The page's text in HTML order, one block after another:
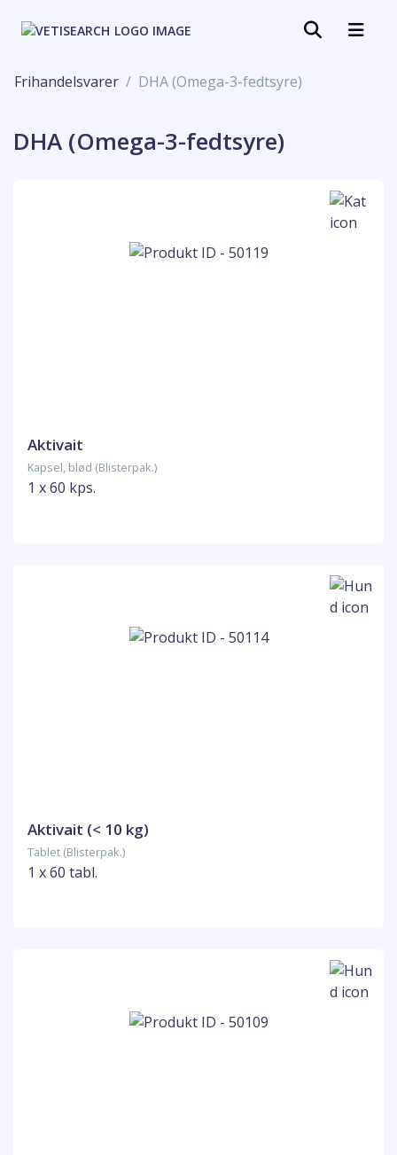
Frihandelsvarer DHA (Omega-3-fedtsyre)
DHA (Omega-3-fedtsyre)
Aktivait
Kapsel, blød (Blisterpak.)
1 x 60 kps.
Aktivait (< 10 kg)
Tablet (Blisterpak.)
1 x 60 tabl.